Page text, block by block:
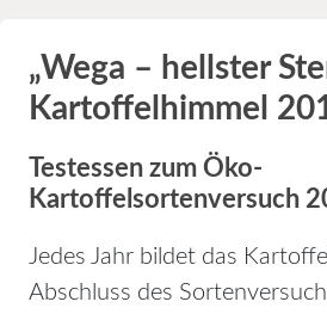
„Wega – hellster
Kartoffelhimmel
Testessen zum Öko-
Kartoffelsortenversuch
Jedes Jahr bildet das
Abschluss des